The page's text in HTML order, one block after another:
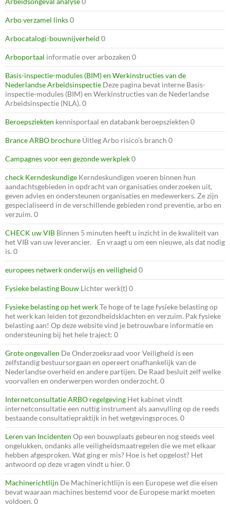
Arbo verzamel links0
Arbocatalogi-bouwnijverheid 0
Arboportaal informatie over arbozaken 0
Basis-inspectie-modules (BIM) en Werkinstructies van de
Nederlandse Arbeidsinspectie Deze pagina bevat interne Basis-
inspectie-modules (BIM) en Werkinstructies van de Nederlandse
Arbeidsinspectie (NLA). 0
Beroepsziekten kennisportaal en databank beroepsziekten 0
Brance ARBO brochure Úitleg Arbo risico’s branch 0
Campagnes voor een gezonde werkplek0
check Kerndeskundige Kerndeskundigen voeren binnen hun
aandachtsgebieden in opdracht van organisaties onderzoeken uit,
geven advies en ondersteunen organisaties en medewerkers. Ze zijn
gespecialiseerd in de verschillende gebieden rond preventie, arbo en
verzuim. 0
CHECK uw VIB Binnen 5 minuten heeft u inzicht in de kwaliteit van
het VIB van uw leverancier. En vraagt u om een nieuwe, als dat nodig
is. 0
europees netwerk onderwijs en veiligheid 0
Fysieke belasting Bouw Lichter werk(t) 0
Fysieke belasting op het werkTe hoge of te lage fysieke belasting op
het werk kan leiden tot gezondheidsklachten en verzuim. Pak fysieke
belasting aan! Op deze website vind je betrouwbare informatie en
ondersteuning bij het hele traject: 0
Grote ongevallen De Onderzoeksraad voor Veiligheid is een
zelfstandig bestuursorgaan en opereert onafhankelijk van de
Nederlandse overheid en andere partijen. De Raad besluit zelf welke
voorvallen en onderwerpen worden onderzocht. 0
Internetconsultatie ARBO regelgeving Het kabinet vindt
internetconsultatie een nuttig instrument als aanvulling op de reeds
bestaande consultatiepraktijk in het wetgevingsproces. 0
Leren van Incidenten Op een bouwplaats gebeuren nog steeds veel
ongelukken, ondanks alle veiligheidsmaatregelen die we met elkaar
hebben afgesproken. Wat ging er mis? Hoe is het opgelost? Het
antwoord op deze vragen vindt u hier. 0
Machinerichtlijn De Machinerichtlijn is een Europese wet die eisen
bevat waaraan machines bestemd voor de Europese markt moeten
voldoen. 0